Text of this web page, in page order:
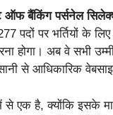
ऑफ बैंकिंग पर्सनेल
पदों पर भर्तियों के
होगा। अब वे सभी
से आधिकारिक
में से एक है, क्योंकि इसके